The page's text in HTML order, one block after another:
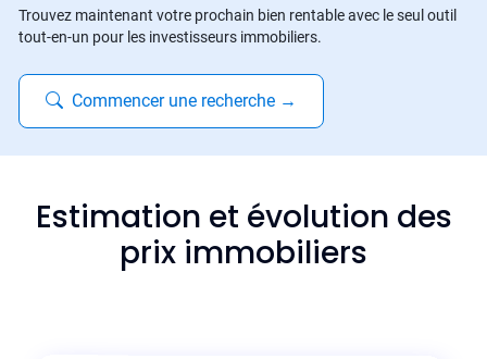
Trouvez maintenant votre prochain bien rentable avec le seul outil
tout-en-un pour les investisseurs immobiliers.
Commencer une recherche →
Estimation et évolution des
prix immobiliers